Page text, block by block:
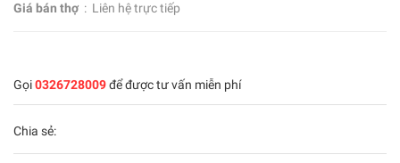
Giá bán thợ : Liên hệ trực tiếp
Gọi0326728009để được tư vấn miễn phí
Chia sẻ: